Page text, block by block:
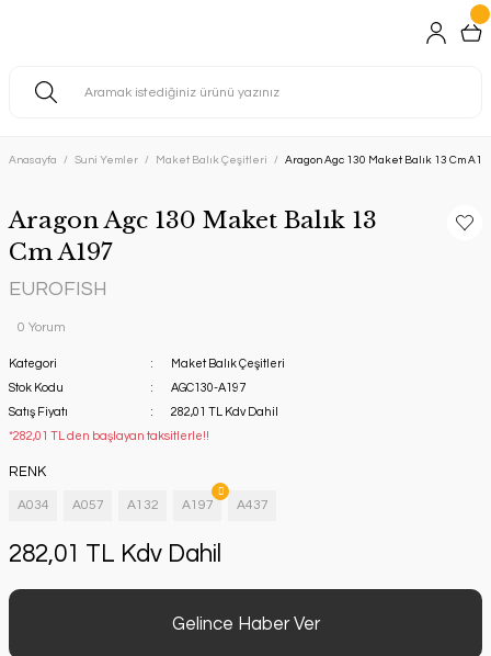
Anasayfa Suni Yemler Maket Balık Çeşitleri Aragon Agc 130 Maket Balık 13 Cm
Aragon Agc 130 Maket Balık 13
Cm A197
EUROFISH
0 Yorum
Kategori
Maket Balık Çeşitleri
Stok Kodu
AGC130-A197
Satış Fiyatı
282,01 TL Kdv Dahil
*282,01 TL den başlayan taksitlerle!!
RENK
A034 A057 A132 A197 A437
282,01 TL Kdv Dahil
Gelince Haber Ver